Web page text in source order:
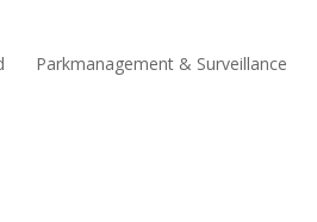
Parkmanagement & Surveillance